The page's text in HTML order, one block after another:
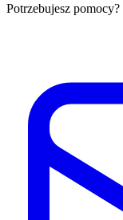
Potrzebujesz pomocy?